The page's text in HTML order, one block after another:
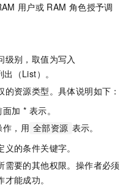
用户或 RAM 角色授予调
级别，取值为写入
（List）。
资源类型。具体说明如下：
加 * 表示。
，用 全部资源 表示。
的条件关键字。
需要的其他权限。操作者必须
能成功。